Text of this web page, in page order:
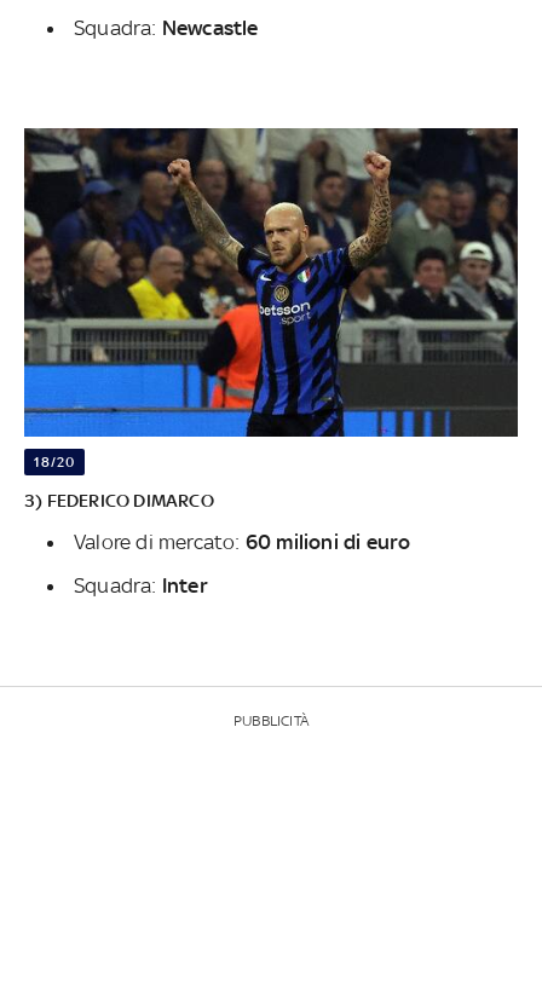
Squadra: Newcastle
18/20
3) FEDERICO DIMARCO
Valore di mercato: 60 milioni di euro
Squadra: Inter
PUBBLICITÀ